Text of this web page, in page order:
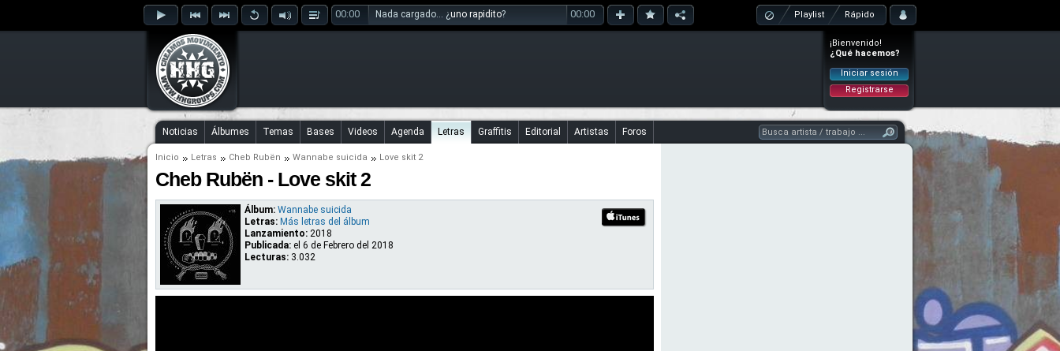
00:00 Nada cargado... ¿uno rapidito? 00:00 Playlist Rápido
¡Bienvenido!
¿Qué hacemos?
Iniciar sesión
Registrarse
Noticias Álbumes Temas Bases Videos Agenda Letras Graffitis Editorial Artistas Foros
Inicio Letras Cheb Rubën Wannabe suicida Love skit 2
Cheb Rubën - Love skit 2
Álbum: Wannabe suicida
Letras: Más letras del álbum
Lanzamiento: 2018
Publicada: el 6 de Febrero del 2018
Lecturas: 3.032